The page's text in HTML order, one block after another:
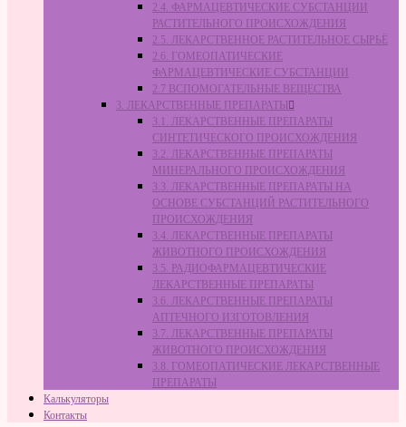
2.4. ФАРМАЦЕВТИЧЕСКИЕ СУБСТАНЦИИ
РАСТИТЕЛЬНОГО ПРОИСХОЖДЕНИЯ
2.5. ЛЕКАРСТВЕННОЕ РАСТИТЕЛЬНОЕ СЫРЬЁ
2.6. ГОМЕОПАТИЧЕСКИЕ
ФАРМАЦЕВТИЧЕСКИЕ СУБСТАНЦИИ
2.7 ВСПОМОГАТЕЛЬНЫЕ ВЕЩЕСТВА
3. ЛЕКАРСТВЕННЫЕ ПРЕПАРАТЫ
3.1. ЛЕКАРСТВЕННЫЕ ПРЕПАРАТЫ
СИНТЕТИЧЕСКОГО ПРОИСХОЖДЕНИЯ
3.2. ЛЕКАРСТВЕННЫЕ ПРЕПАРАТЫ
МИНЕРАЛЬНОГО ПРОИСХОЖДЕНИЯ
3.3. ЛЕКАРСТВЕННЫЕ ПРЕПАРАТЫ НА
ОСНОВЕ СУБСТАНЦИЙ РАСТИТЕЛЬНОГО
ПРОИСХОЖДЕНИЯ
3.4. ЛЕКАРСТВЕННЫЕ ПРЕПАРАТЫ
ЖИВОТНОГО ПРОИСХОЖДЕНИЯ
3.5. РАДИОФАРМАЦЕВТИЧЕСКИЕ
ЛЕКАРСТВЕННЫЕ ПРЕПАРАТЫ
3.6. ЛЕКАРСТВЕННЫЕ ПРЕПАРАТЫ
АПТЕЧНОГО ИЗГОТОВЛЕНИЯ
3.7. ЛЕКАРСТВЕННЫЕ ПРЕПАРАТЫ
ЖИВОТНОГО ПРОИСХОЖДЕНИЯ
3.8. ГОМЕОПАТИЧЕСКИЕ ЛЕКАРСТВЕННЫЕ
ПРЕПАРАТЫ
Калькуляторы
Контакты